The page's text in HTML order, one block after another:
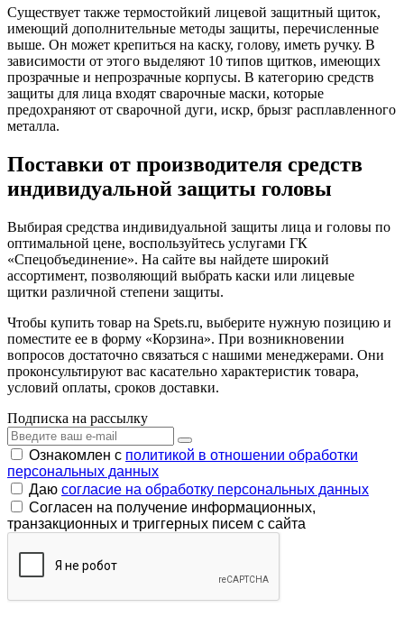
Существует также термостойкий лицевой защитный щиток,
имеющий дополнительные методы защиты, перечисленные
выше. Он может крепиться на каску, голову, иметь ручку. В
зависимости от этого выделяют 10 типов щитков, имеющих
прозрачные и непрозрачные корпусы. В категорию средств
защиты для лица входят сварочные маски, которые
предохраняют от сварочной дуги, искр, брызг расплавленного
металла.
Поставки от производителя средств
индивидуальной защиты головы
Выбирая средства индивидуальной защиты лица и головы по
оптимальной цене, воспользуйтесь услугами ГК
«Спецобъединение». На сайте вы найдете широкий
ассортимент, позволяющий выбрать каски или лицевые
щитки различной степени защиты.
Чтобы купить товар на Spets.ru, выберите нужную позицию и
поместите ее в форму «Корзина». При возникновении
вопросов достаточно связаться с нашими менеджерами. Они
проконсультируют вас касательно характеристик товара,
условий оплаты, сроков доставки.
Подписка на рассылку
Ознакомлен с политикой в отношении обработки
персональных данных
Даю согласие на обработку персональных данных
Согласен на получение информационных,
транзакционных и триггерных писем с сайта